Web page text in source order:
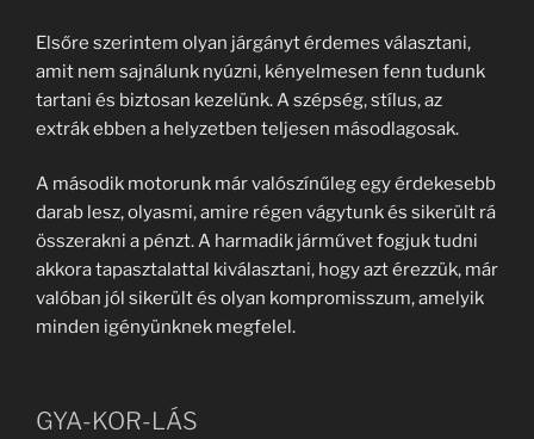
Elsőre szerintem olyan járgányt érdemes választani,
amit nem sajnálunk nyúzni, kényelmesen fenn tudunk
tartani és biztosan kezelünk. A szépség, stílus, az
extrák ebben a helyzetben teljesen másodlagosak.
A második motorunk már valószínűleg egy érdekesebb
darab lesz, olyasmi, amire régen vágytunk és sikerült rá
összerakni a pénzt. A harmadik járművet fogjuk tudni
akkora tapasztalattal kiválasztani, hogy azt érezzük, már
valóban jól sikerült és olyan kompromisszum, amelyik
minden igényünknek megfelel.
GYA-KOR-LÁS